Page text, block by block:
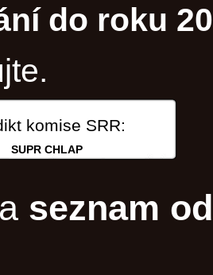
do roku
komise SRR:
SUPR CHLAP
seznam